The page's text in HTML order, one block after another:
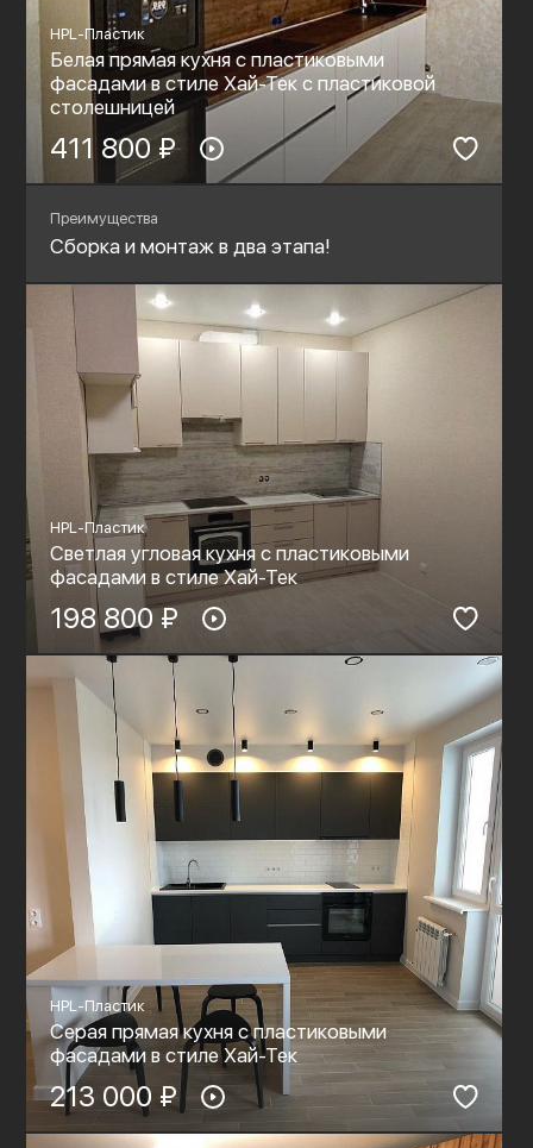
HPL-Пластик
Белая прямая кухня с пластиковыми
фасадами в стиле Хай-Тек с пластиковой
столешницей
411 800 ₽
Преимущества
Сборка и монтаж в два этапа!
HPL-Пластик
Светлая угловая кухня с пластиковыми
фасадами в стиле Хай-Тек
198 800 ₽
HPL-Пластик
Серая прямая кухня с пластиковыми
фасадами в стиле Хай-Тек
213 000 ₽